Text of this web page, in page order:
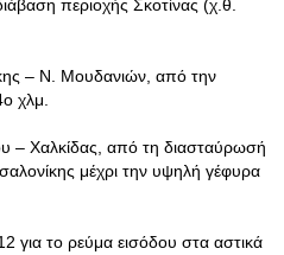
περιοχής Σκοτίνας (χ.θ.
– Ν. Μουδανιών, από την
χλμ.
– Χαλκίδας, από τη διασταύρωσή
μέχρι την υψηλή γέφυρα
για το ρεύμα εισόδου στα αστικά